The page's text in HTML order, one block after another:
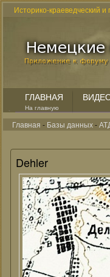
Историко-краеведческий
ГЛАВНАЯ
На главную
Главная - Базы данных-
Dehler